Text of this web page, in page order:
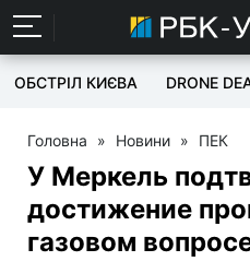
ОБСТРІЛ КИЄВА DRONE
Головна » Новини » ПЕК
У Меркель
достижение
газовом